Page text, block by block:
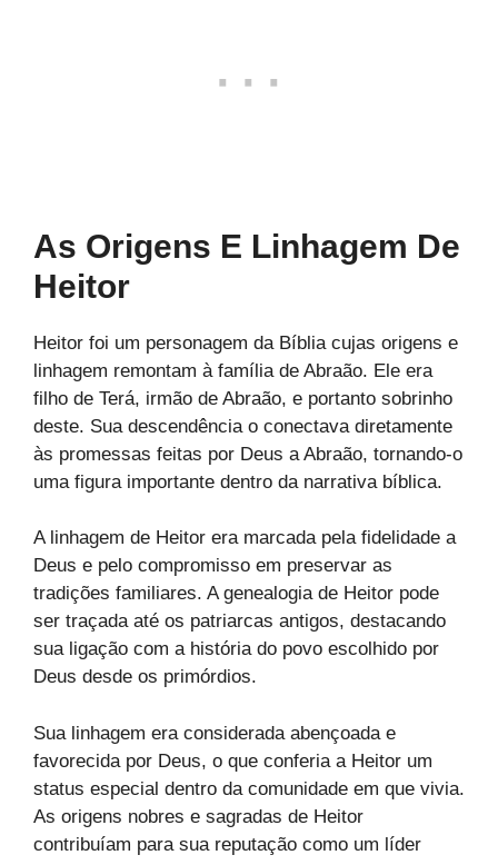
As Origens E Linhagem De
Heitor
Heitor foi um personagem da Bíblia cujas origens e
linhagem remontam à família de Abraão. Ele era
filho de Terá, irmão de Abraão, e portanto sobrinho
deste. Sua descendência o conectava diretamente
às promessas feitas por Deus a Abraão, tornando-o
uma figura importante dentro da narrativa bíblica.
A linhagem de Heitor era marcada pela fidelidade a
Deus e pelo compromisso em preservar as
tradições familiares. A genealogia de Heitor pode
ser traçada até os patriarcas antigos, destacando
sua ligação com a história do povo escolhido por
Deus desde os primórdios.
Sua linhagem era considerada abençoada e
favorecida por Deus, o que conferia a Heitor um
status especial dentro da comunidade em que vivia.
As origens nobres e sagradas de Heitor
contribuíam para sua reputação como um líder